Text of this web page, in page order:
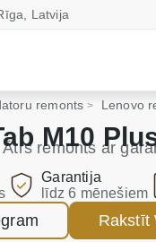
Latvija
remonts Lenovo
M10
Ātrs remonts ar
Garantija
līdz 6 mēnešiem
Rakstīt